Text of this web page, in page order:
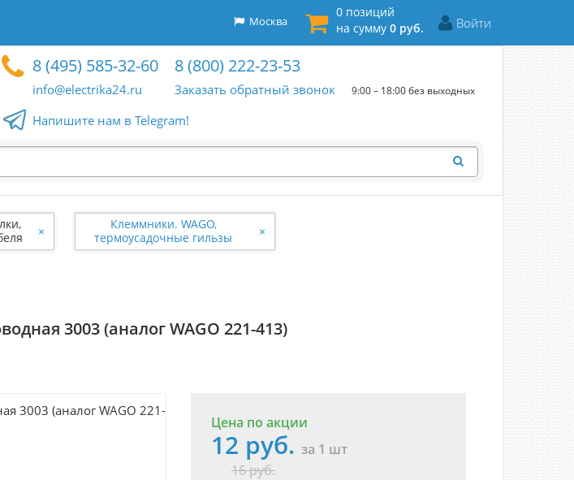
Войти
0 позиций
на сумму 0 руб.
Москва
8 (495) 585-32-60
info@electrika24.ru
8 (800) 222-23-53
Заказать обратный звонок 9:00 – 18:00 без выходных
Напишите нам в Telegram!
×
Клеммники. WAGO,
термоусадочные гильзы
×
3003 (аналог WAGO 221-413)
Цена по акции
12 руб. за 1 шт
16 руб.